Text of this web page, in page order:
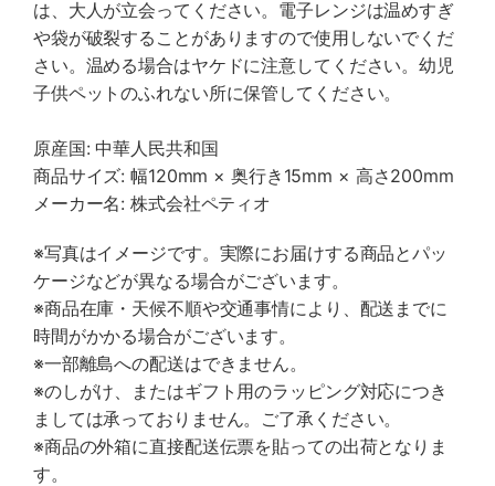
は、大人が立会ってください。電子レンジは温めすぎ
や袋が破裂することがありますので使用しないでくだ
さい。温める場合はヤケドに注意してください。幼児
子供ペットのふれない所に保管してください。
原産国: 中華人民共和国
商品サイズ: 幅120mm × 奥行き15mm × 高さ200mm
メーカー名: 株式会社ペティオ
※写真はイメージです。実際にお届けする商品とパッ
ケージなどが異なる場合がございます。
※商品在庫・天候不順や交通事情により、配送までに
時間がかかる場合がございます。
※一部離島への配送はできません。
※のしがけ、またはギフト用のラッピング対応につき
ましては承っておりません。ご了承ください。
※商品の外箱に直接配送伝票を貼っての出荷となりま
す。